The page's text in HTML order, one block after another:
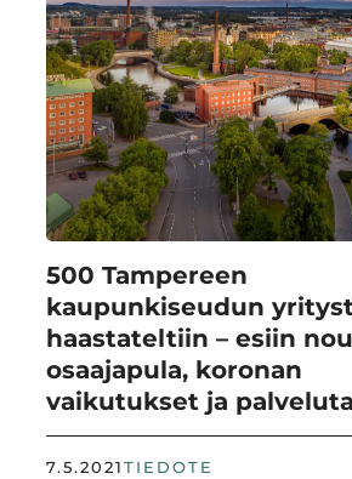
500 Tampereen
kaupunkiseudun
haastateltiin – esiin
osaajapula, koronan
vaikutukset ja
7.5.2021TIEDOTE